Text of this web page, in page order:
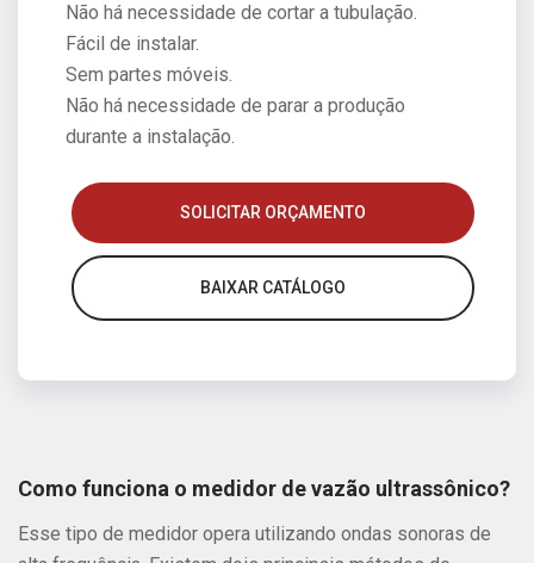
Não há necessidade de cortar a tubulação.
Fácil de instalar.
Sem partes móveis.
Não há necessidade de parar a produção
durante a instalação.
SOLICITAR ORÇAMENTO
BAIXAR CATÁLOGO
Como funciona o medidor de vazão ultrassônico?
Esse tipo de medidor opera utilizando ondas sonoras de